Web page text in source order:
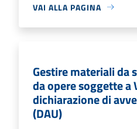
VAI ALLA PAGINA
Gestire materiali da
da opere soggette a
dichiarazione di
(DAU)